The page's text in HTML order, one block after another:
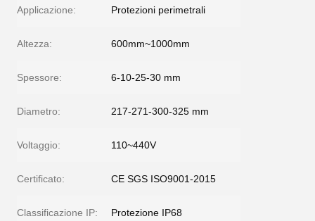
Applicazione: Protezioni perimetrali
Altezza: 600mm~1000mm
Spessore: 6-10-25-30 mm
Diametro: 217-271-300-325 mm
Voltaggio: 110~440V
Certificato: CE SGS ISO9001-2015
Classificazione IP: Protezione IP68